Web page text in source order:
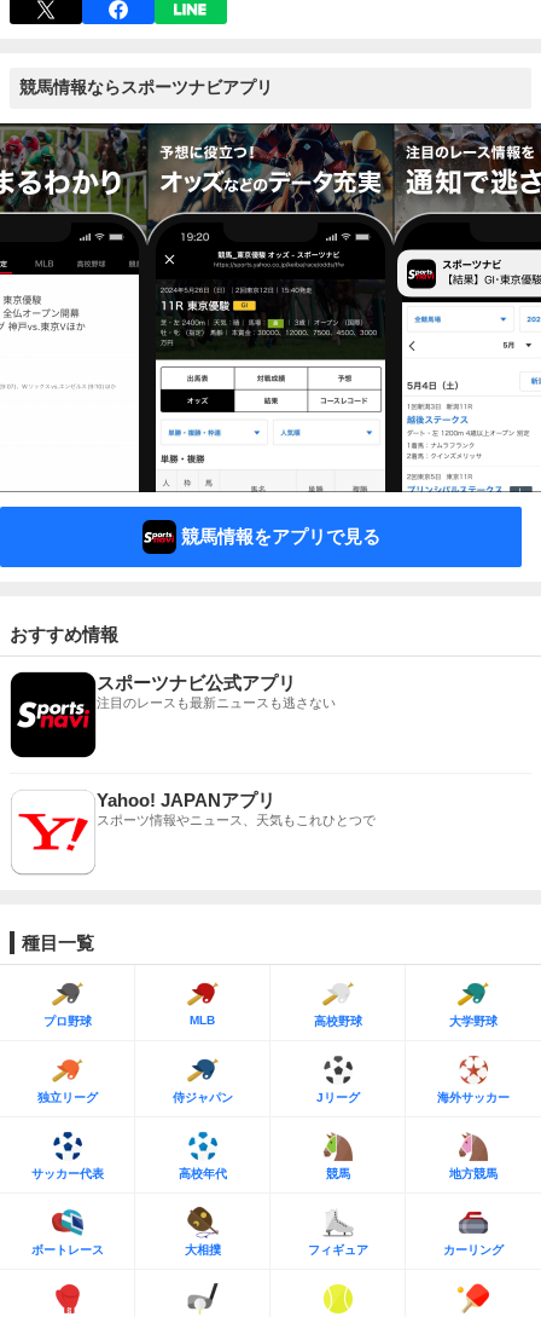
競馬情報ならスポーツナビアプリ
競馬情報をアプリで見る
おすすめ情報
スポーツナビ公式アプリ
注目のレースも最新ニュースも逃さない
Yahoo! JAPANアプリ
スポーツ情報やニュース、天気もこれひとつで
種目一覧
プロ野球 MLB 高校野球 大学野球
独立リーグ 侍ジャパン Jリーグ 海外サッカー
サッカー代表 高校年代 競馬 地方競馬
ボートレース 大相撲 フィギュア カーリング